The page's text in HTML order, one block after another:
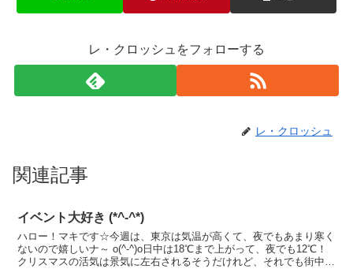
レ・クロッシュをフォローする
レ・クロッシュ
関連記事
イベント大好き (*^-^*)
ハロー！マキです☆今週は、東京は気温が高くて、夜でもあまり寒く
ないので嬉しいナ～ o(^-^)o日中は18℃まで上がって、夜でも12℃！
クリスマスの活気は景気に左右されるそうだけれど、それでも街中は